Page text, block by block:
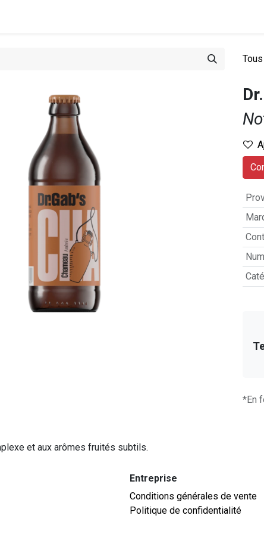
*En
et aux arômes fruités subtils.
Entreprise
Conditions générales de vente
Politique de confidentialité